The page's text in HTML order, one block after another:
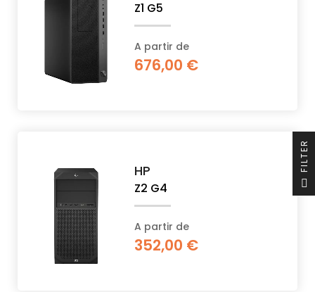
Z1 G5
A partir de
676,00 €
HP
Z2 G4
A partir de
352,00 €
R